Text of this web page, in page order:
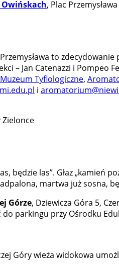
, Plac
to
– Jan Catenazzi i Pompeo
Muzeum Tyflologiczne,
i
Zielonce
będzie las”. Głaz
martwa już sosna,
Górze, Dziewicza Góra 5,
do parkingu przy Ośrodku
Góry wieża widokowa